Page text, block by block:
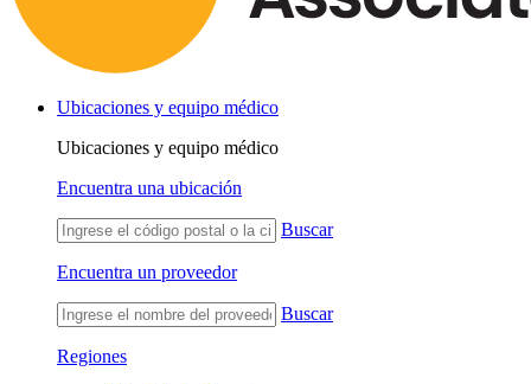
Ubicaciones y equipo médico
Ubicaciones y equipo médico
Encuentra una ubicación
Buscar
Encuentra un proveedor
Buscar
Regiones